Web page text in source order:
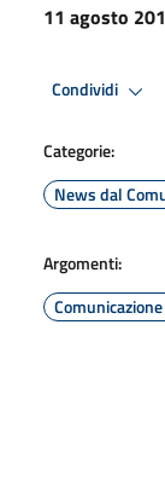
11 agosto
Condividi
Categorie:
News dal
Argomenti: